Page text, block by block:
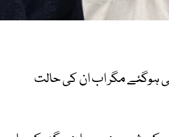
ہوگئے مگر اب ان کی حالت